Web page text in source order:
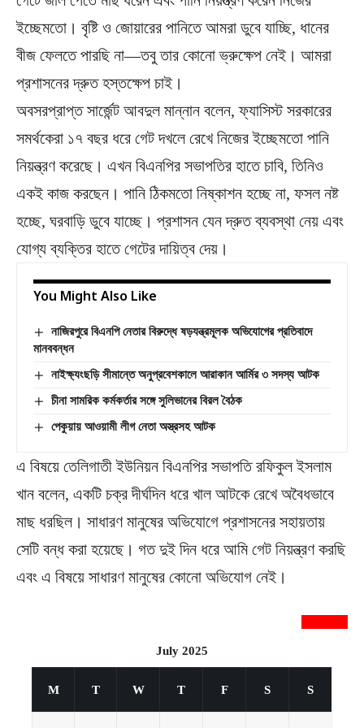
ইচ্ছেমতো। বৃষ্টি ও জোয়ারের পানিতে আমরা ডুবে যাচ্ছি, ধানের
বীজ ফেলতে পারছি না—তবু তার কোনো ভ্রুক্ষেপ নেই। আমরা
প্রশাসনের দ্রুত হস্তক্ষেপ চাই।
অবসরপ্রাপ্ত সার্জেন্ট আবদুল মান্নান বলেন, ফ্যাসিস্ট সরকারের
সমর্থকেরা ১৭ বছর ধরে গেট দখলে রেখে নিজের ইচ্ছেমতো পানি
নিয়ন্ত্রণ করেছে। এখন বিএনপির সভাপতির হাতে চাবি, তিনিও
একই কাজ করছেন। পানি ঠিকমতো নিষ্কাশন হচ্ছে না, ফসল নষ্ট
হচ্ছে, ঘরবাড়ি ডুবে যাচ্ছে। প্রশাসন যেন দ্রুত ব্যবস্থা নেয় এবং
যোগ্য ব্যক্তির হাতে গেটের দায়িত্ব দেয়।
You Might Also Like
নাজিরপুরে বিএনপি নেতার বিরুদ্ধে ষড়যন্ত্রমূলক অভিযোগের প্রতিবাদে
মানববন্ধন
নাইক্ষ্যংছড়ি সীমান্তে অনুপ্রবেশকালে আরাকান আর্মির ৩ সদস্য আটক
চীনা সামরিক কর্মকর্তার সঙ্গে সুলিভানের বিরল বৈঠক
পেকুয়ায় আওয়ামী লীগ নেতা অস্ত্রসহ আটক
এ বিষয়ে তেলিগাতী ইউনিয়ন বিএনপির সভাপতি রফিকুল ইসলাম
খান বলেন, একটি চক্র দীর্ঘদিন ধরে খাল আটকে রেখে অবৈধভাবে
মাছ ধরছিল। সাধারণ মানুষের অভিযোগে প্রশাসনের সহায়তায়
সেটি বন্ধ করা হয়েছে। গত দুই দিন ধরে আমি গেট নিয়ন্ত্রণ করছি
এবং এ বিষয়ে সাধারণ মানুষের কোনো অভিযোগ নেই।
July 2025
M T W T F S S